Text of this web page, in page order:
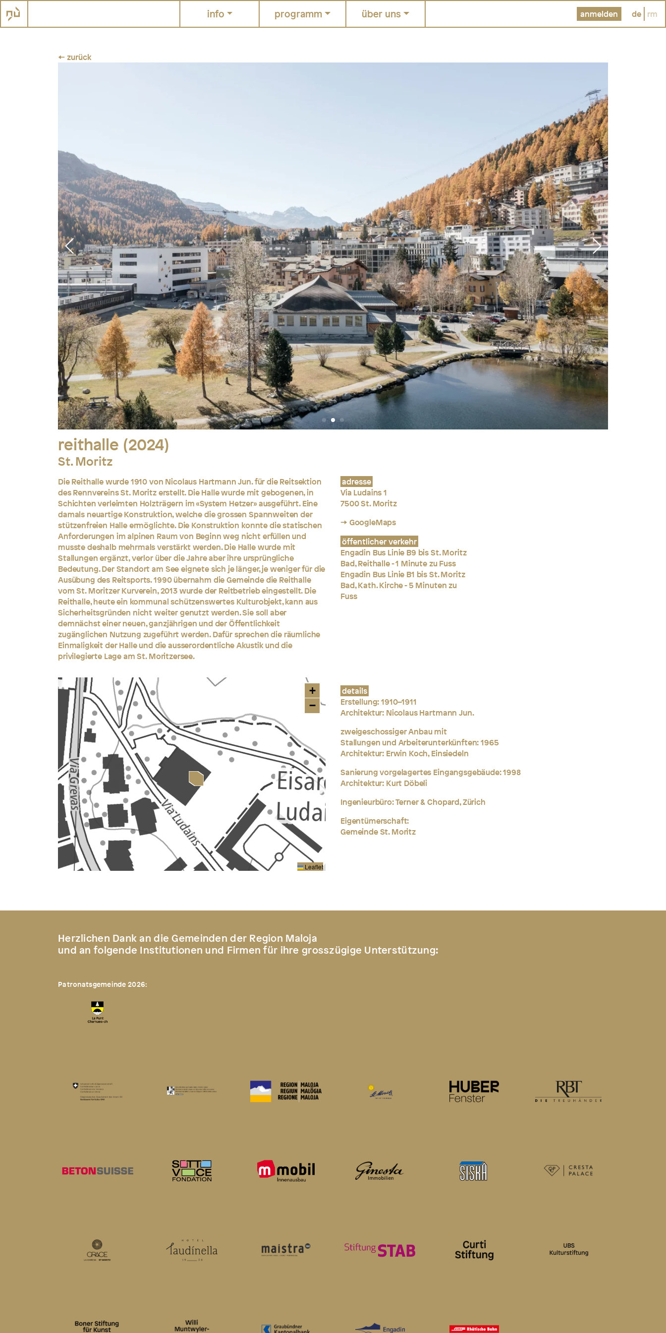
info programm über uns anmelden de rm
← zurück
reithalle (2024)
St. Moritz
Die Reithalle wurde 1910 von Nicolaus Hartmann Jun. für die Reitsektion
des Rennvereins St. Moritz erstellt. Die Halle wurde mit gebogenen, in
Schichten verleimten Holzträgern im «System Hetzer» ausgeführt. Eine
damals neuartige Konstruktion, welche die grossen Spannweiten der
stützenfreien Halle ermöglichte. Die Konstruktion konnte die statischen
Anforderungen im alpinen Raum von Beginn weg nicht erfüllen und
musste deshalb mehrmals verstärkt werden. Die Halle wurde mit
Stallungen ergänzt, verlor über die Jahre aber ihre ursprüngliche
Bedeutung. Der Standort am See eignete sich je länger, je weniger für die
Ausübung des Reitsports. 1990 übernahm die Gemeinde die Reithalle
vom St. Moritzer Kurverein, 2013 wurde der Reitbetrieb eingestellt. Die
Reithalle, heute ein kommunal schützenswertes Kulturobjekt, kann aus
Sicherheitsgründen nicht weiter genutzt werden. Sie soll aber
demnächst einer neuen, ganzjährigen und der Öffentlichkeit
zugänglichen Nutzung zugeführt werden. Dafür sprechen die räumliche
Einmaligkeit der Halle und die ausserordentliche Akustik und die
privilegierte Lage am St. Moritzersee.
adresse
Via Ludains 1
7500 St. Moritz
→ GoogleMaps
öffentlicher verkehr
Engadin Bus Linie B9 bis St. Moritz
Bad, Reithalle - 1 Minute zu Fuss
Engadin Bus Linie B1 bis St. Moritz
Bad, Kath. Kirche - 5 Minuten zu
Fuss
details
Erstellung: 1910–1911
Architektur: Nicolaus Hartmann Jun.
zweigeschossiger Anbau mit
Stallungen und Arbeiterunterkünften: 1965
Architektur: Erwin Koch, Einsiedeln
Sanierung vorgelagertes Eingangsgebäude: 1998
Architektur: Kurt Döbeli
Ingenieurbüro: Terner & Chopard, Zürich
Eigentümerschaft:
Gemeinde St. Moritz
+
−
Leaflet
Herzlichen Dank an die Gemeinden der Region Maloja
und an folgende Institutionen und Firmen für ihre grosszügige Unterstützung:
Patronatsgemeinde 2026: